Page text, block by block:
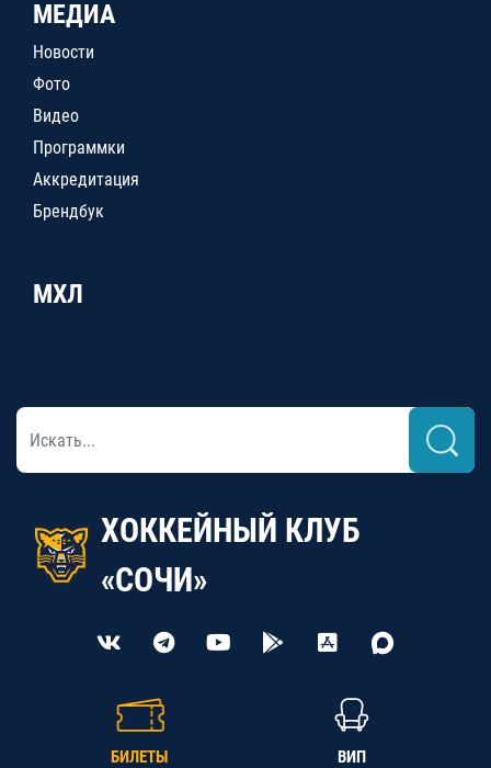
МЕДИА
Новости
Фото
Видео
Программки
Аккредитация
Брендбук
МХЛ
ХОККЕЙНЫЙ КЛУБ
«СОЧИ»
БИЛЕТЫ ВИП